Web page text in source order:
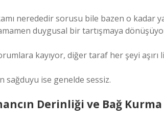
nerededir sorusu bile bazen o kadar
duygusal bir tartışmaya
kayıyor, diğer taraf her şeyi aşırı
sağduyu ise genelde sessiz.
Derinliği ve Bağ